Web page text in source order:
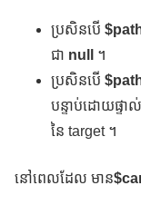
ប្រសិនបើ
ជា null ។
ប្រសិនបើ
បន្ទាប់ដោយផ្ទ
នៃ target ។
នៅពេលដែល មាន